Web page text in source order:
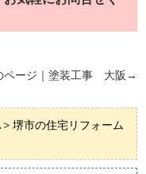
ページ｜ 塗装工事 大阪 →
>堺市の住宅リフォーム